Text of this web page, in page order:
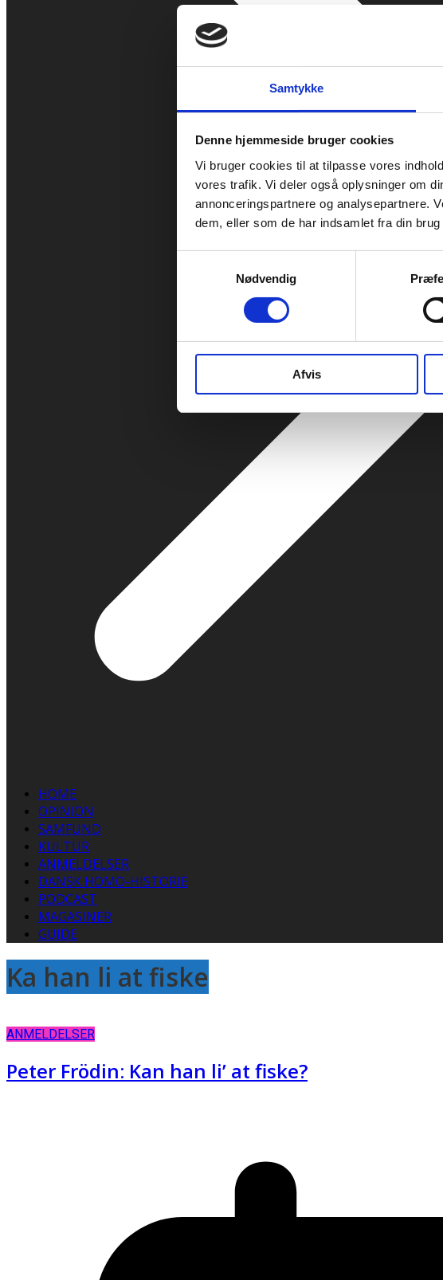
Samtykke
Denne hjemmeside bruger cookies
Vi bruger cookies til at tilpasse vores
vores trafik. Vi deler også oplysninger om
annonceringspartnere og analysepartnere.
dem, eller som de har indsamlet fra din
Nødvendig
Afvis
HOME
OPINION
SAMFUND
KULTUR
ANMELDELSER
DANSK HOMO-HISTORIE
PODCAST
MAGASINER
GUIDE
Ka han li at fiske
ANMELDELSER
Peter Frödin: Kan han li’ at fiske?